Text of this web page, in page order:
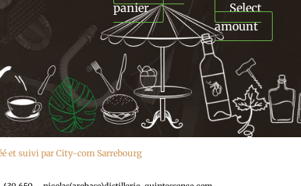
panier
Select
amount
et suivi par City-com Sarrebourg